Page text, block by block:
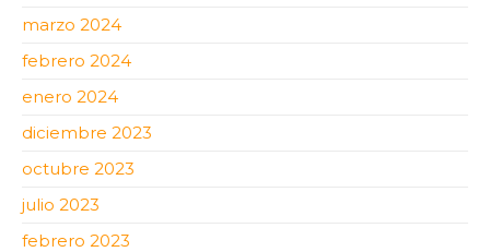
marzo 2024
febrero 2024
enero 2024
diciembre 2023
octubre 2023
julio 2023
febrero 2023